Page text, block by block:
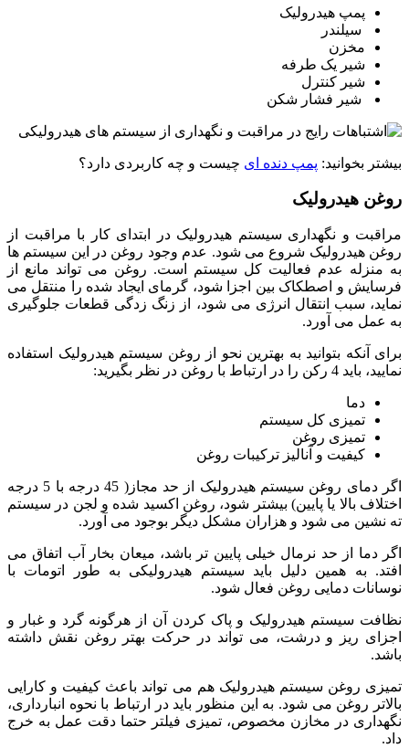
پمپ هیدرولیک
سیلندر
مخزن
شیر یک طرفه
شیر کنترل
شیر فشار شکن
بیشتر بخوانید: پمپ دنده ای چیست و چه کاربردی دارد؟
روغن هیدرولیک
مراقبت و نگهداری سیستم هیدرولیک در ابتدای کار با مراقبت از
روغن هیدرولیک شروع می شود. عدم وجود روغن در این سیستم ها
به منزله عدم فعالیت کل سیستم است. روغن می تواند مانع از
فرسایش و اصطکاک بین اجزا شود، گرمای ایجاد شده را منتقل می
نماید، سبب انتقال انرژی می شود، از زنگ زدگی قطعات جلوگیری
به عمل می آورد.
برای آنکه بتوانید به بهترین نحو از روغن سیستم هیدرولیک استفاده
نمایید، باید 4 رکن را در ارتباط با روغن در نظر بگیرید:
دما
تمیزی کل سیستم
تمیزی روغن
کیفیت و آنالیز ترکیبات روغن
اگر دمای روغن سیستم هیدرولیک از حد مجاز( 45 درجه با 5 درجه
اختلاف بالا یا پایین) بیشتر شود، روغن اکسید شده و لجن در سیستم
ته نشین می شود و هزاران مشکل دیگر بوجود می آورد.
اگر دما از حد نرمال خیلی پایین تر باشد، میعان بخار آب اتفاق می
افتد. به همین دلیل باید سیستم هیدرولیکی به طور اتومات با
نوسانات دمایی روغن فعال شود.
نظافت سیستم هیدرولیک و پاک کردن آن از هرگونه گرد و غبار و
اجزای ریز و درشت، می تواند در حرکت بهتر روغن نقش داشته
باشد.
تمیزی روغن سیستم هیدرولیک هم می تواند باعث کیفیت و کارایی
بالاتر روغن می شود. به این منظور باید در ارتباط با نحوه انبارداری،
نگهداری در مخازن مخصوص، تمیزی فیلتر حتما دقت عمل به خرج
داد.